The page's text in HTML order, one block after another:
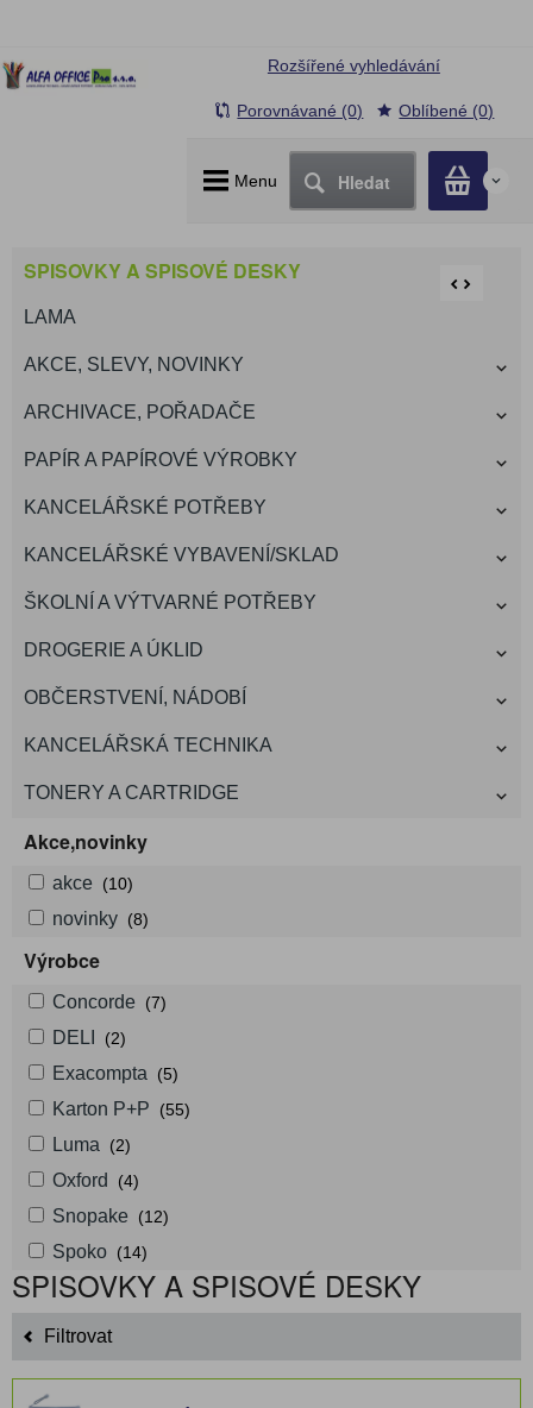
Menu Hledat 0
Rozšířené vyhledávání
Porovnávané (0) Oblíbené (0)
SPISOVKY A SPISOVÉ DESKY
LAMA
AKCE, SLEVY, NOVINKY
ARCHIVACE, POŘADAČE
PAPÍR A PAPÍROVÉ VÝROBKY
KANCELÁŘSKÉ POTŘEBY
KANCELÁŘSKÉ VYBAVENÍ/SKLAD
ŠKOLNÍ A VÝTVARNÉ POTŘEBY
DROGERIE A ÚKLID
OBČERSTVENÍ, NÁDOBÍ
KANCELÁŘSKÁ TECHNIKA
TONERY A CARTRIDGE
Akce,novinky
akce (10)
novinky (8)
Výrobce
Concorde (7)
DELI (2)
Exacompta (5)
Karton P+P (55)
Luma (2)
Oxford (4)
Snopake (12)
Spoko (14)
SPISOVKY A SPISOVÉ DESKY
Filtrovat